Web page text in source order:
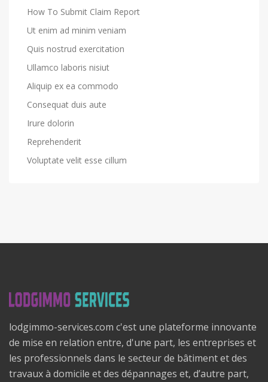
How To Submit Claim Report
Ut enim ad minim veniam
Quis nostrud exercitation
Ullamco laboris nisiut
Aliquip ex ea commodo
Consequat duis aute
Irure dolorin
Reprehenderit
Voluptate velit esse cillum
lodgimmo-services.com c'est une plateforme innovante
de mise en relation entre, d'une part, les entreprises et
les professionnels dans le secteur de bâtiment et des
travaux à domicile et des dépannages et, d’autre part,